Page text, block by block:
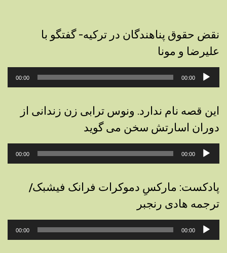
نقض حقوق پناهندگان در ترکیه- گفتگو با
علیرضا و مونا
پخش‌کننده
صوت
00:00
00:00
این قصه نام ندارد. ونوس ترابی زن زندانی از
دوران اسارتش سخن می گوید
پخش‌کننده
صوت
00:00
00:00
پادکست: مارکسِ دموکرات فرانک فیشبک/
ترجمه هادی رنجبر
پخش‌کننده
صوت
00:00
00:00